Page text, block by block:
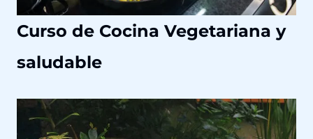
Curso de Cocina Vegetariana y
saludable